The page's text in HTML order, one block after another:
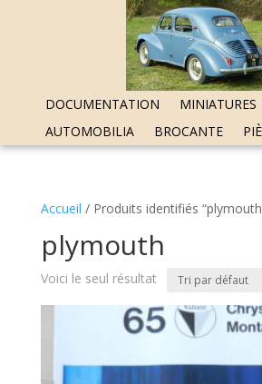
DOCUMENTATION MINIATURES
AUTOMOBILIA
BROCANTE
Accueil / Produits identifiés
plymouth
Voici le seul résultat